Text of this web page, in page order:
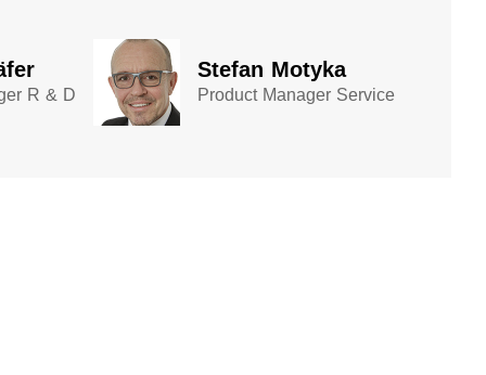
R & D
Stefan Motyka
Product Manager Service